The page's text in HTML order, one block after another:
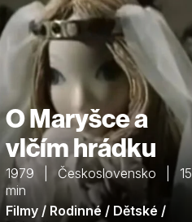
O Maryšce a
vlčím hrádku
1979 | Československo | 15
min
Filmy / Rodinné / Dětské /